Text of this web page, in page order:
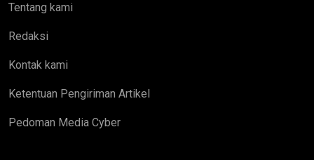
Tentang kami
Redaksi
Kontak kami
Ketentuan Pengiriman Artikel
Pedoman Media Cyber